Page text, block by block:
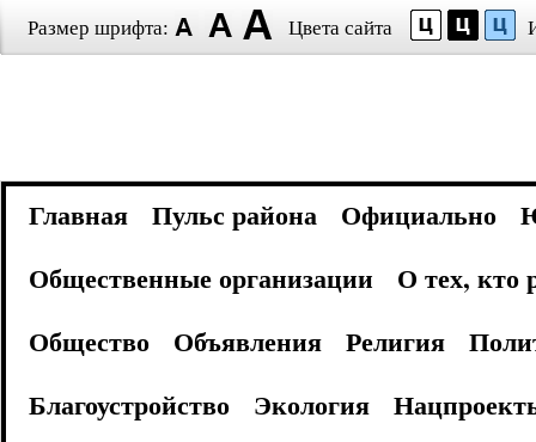
Размер шрифта: Цвета сайта
Главная Пульс района Официально
Общественные организации
О тех, кто
Общество
Объявления Религия
Благоустройство
Экология